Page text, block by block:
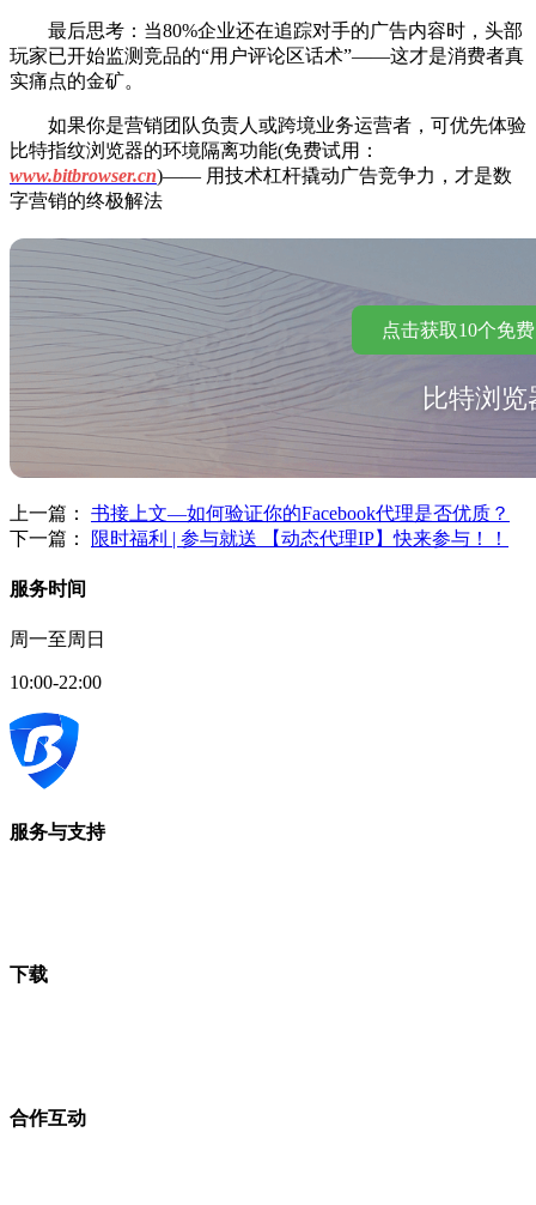
最后思考：当80%企业还在追踪对手的广告内容时，头部
玩家已开始监测竞品的“用户评论区话术”——这才是消费者真
实痛点的金矿。
如果你是营销团队负责人或跨境业务运营者，可优先体验
比特指纹浏览器的环境隔离功能(免费试用：
www.bitbrowser.cn)—— 用技术杠杆撬动广告竞争力，才是数
字营销的终极解法
点击获取10个免
比特浏览
上一篇： 书接上文—如何验证你的Facebook代理是否优质？
下一篇：
限时福利 | 参与就送 【动态代理IP】快来参与！！
服务时间
周一至周日
10:00-22:00
服务与支持
下载
合作互动